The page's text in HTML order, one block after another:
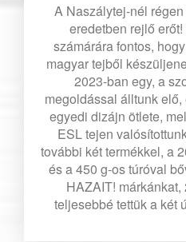
A Naszálytej-nél
eredetben rejlő
számárára fontos,
magyar tejből
2023-ban egy, a
megoldással álltunk
egyedi dizájn ötlete,
ESL tejen
további két termékkel, a
és a 450 g-os túróval
HAZAIT!
teljesebbé tettük a két